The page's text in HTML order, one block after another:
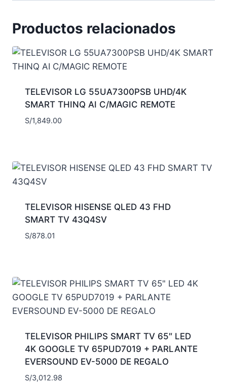
Productos relacionados
TELEVISOR LG 55UA7300PSB UHD/4K
SMART THINQ AI C/MAGIC REMOTE
S/1,849.00
TELEVISOR HISENSE QLED 43 FHD
SMART TV 43Q4SV
S/878.01
TELEVISOR PHILIPS SMART TV 65″ LED
4K GOOGLE TV 65PUD7019 + PARLANTE
EVERSOUND EV-5000 DE REGALO
S/3,012.98